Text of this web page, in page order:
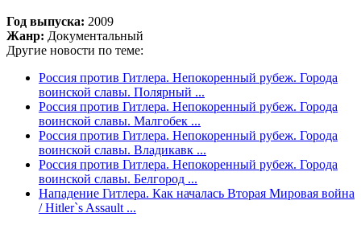
Год выпуска: 2009
Жанр: Документальный
Другие новости по теме:
Россия против Гитлера. Непокоренный рубеж. Города
воинской славы. Полярный ...
Россия против Гитлера. Непокоренный рубеж. Города
воинской славы. Малгобек ...
Россия против Гитлера. Непокоренный рубеж. Города
воинской славы. Владикавк ...
Россия против Гитлера. Непокоренный рубеж. Города
воинской славы. Белгород ...
Нападение Гитлера. Как началась Вторая Мировая война
/ Hitler`s Assault ...